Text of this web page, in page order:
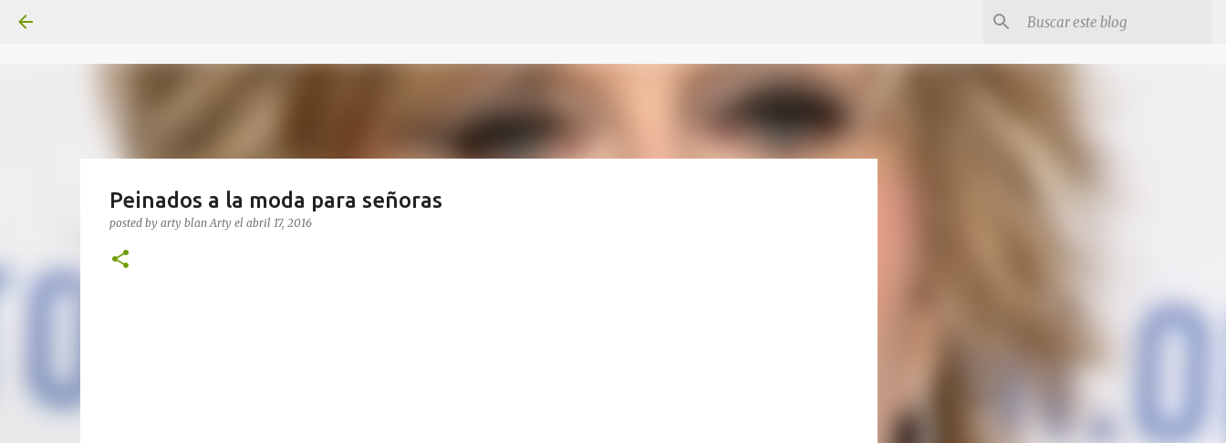
Peinados a la moda para señoras
posted by arty blanArty el abril 17, 2016